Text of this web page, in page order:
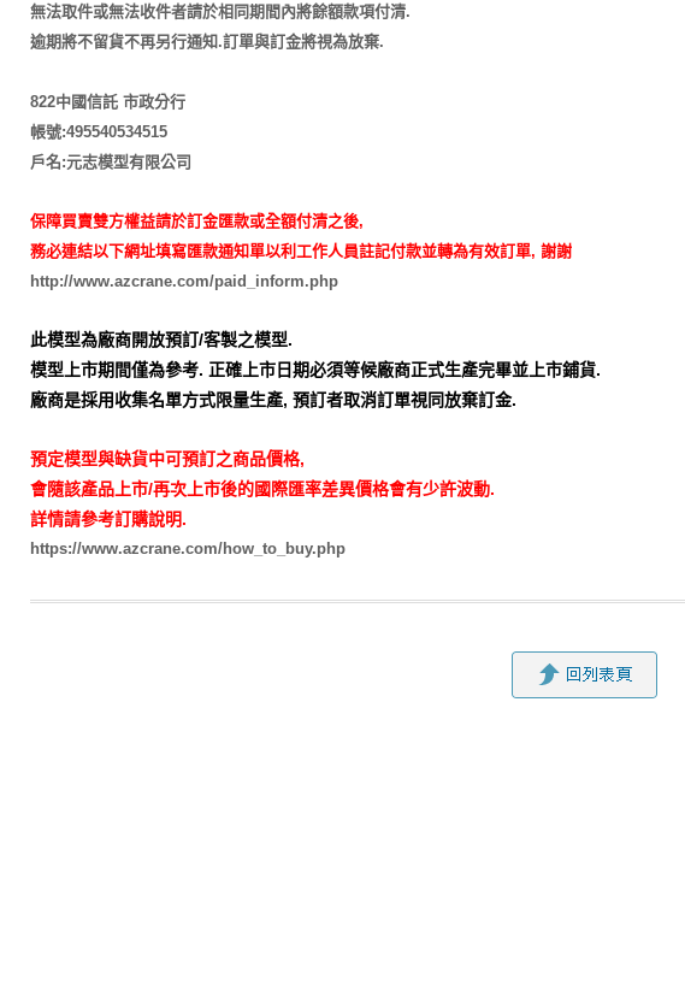
無法取件或無法收件者請於相同期間內將餘額款項付清.
逾期將不留貨不再另行通知.訂單與訂金將視為放棄.
822中國信託 市政分行
帳號:495540534515
戶名:元志模型有限公司
保障買賣雙方權益請於訂金匯款或全額付清之後,
務必連結以下網址填寫匯款通知單以利工作人員註記付款並轉為有效訂單, 謝謝
http://www.azcrane.com/paid_inform.php
此模型為廠商開放預訂/客製之模型.
模型上市期間僅為參考. 正確上市日期必須等候廠商正式生產完畢並上市鋪貨.
廠商是採用收集名單方式限量生產, 預訂者取消訂單視同放棄訂金.
預定模型與缺貨中可預訂之商品價格,
會隨該產品上市/再次上市後的國際匯率差異價格會有少許波動.
詳情請參考訂購說明.
https://www.azcrane.com/how_to_buy.php